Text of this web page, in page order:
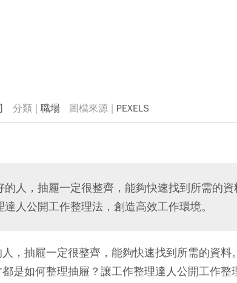
職場 PEXELS
的人，抽屜一定很整齊，能夠快速找到所需的資
人公開工作整理法，創造高效工作環境。
，抽屜一定很整齊，能夠快速找到所需的資料。
是如何整理抽屜？讓工作整理達人公開工作整